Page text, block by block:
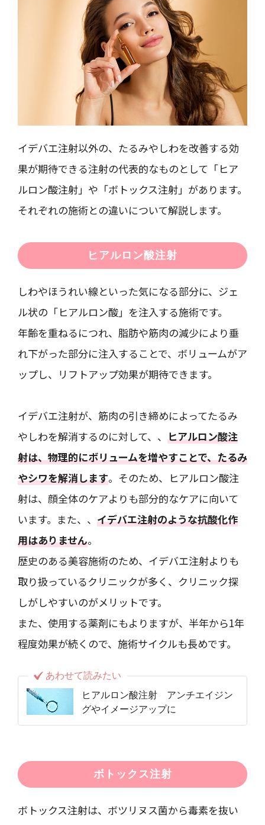
イデバエ注射以外の、たるみやしわを改善する効
果が期待できる注射の代表的なものとして「ヒア
ルロン酸注射」や「ボトックス注射」があります。
それぞれの施術との違いについて解説します。
ヒアルロン酸注射
しわやほうれい線といった気になる部分に、ジェ
ル状の「ヒアルロン酸」を注入する施術です。
年齢を重ねるにつれ、脂肪や筋肉の減少により垂
れ下がった部分に注入することで、ボリュームがア
ップし、リフトアップ効果が期待できます。
イデバエ注射が、筋肉の引き締めによってたるみ
やしわを解消するのに対して、、 ヒアルロン酸注
射は、物理的にボリュームを増やすことで、たるみ
やシワを解消します。そのため、ヒアルロン酸注
射は、顔全体のケアよりも部分的なケアに向いて
います。また、、 イデバエ注射のような抗酸化作
用はありません。
歴史のある美容施術のため、イデバエ注射よりも
取り扱っているクリニックが多く、クリニック探
しがしやすいのがメリットです。
また、使用する薬剤にもよりますが、半年から1年
程度効果が続くので、施術サイクルも長めです。
あわせて読みたい
ヒアルロン酸注射 アンチエイジン
グやイメージアップに
ボトックス注射
ボトックス注射は、ボツリヌス菌から毒素を抜い